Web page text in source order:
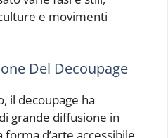
e movimenti
Del Decoupage
il decoupage ha
grande diffusione in